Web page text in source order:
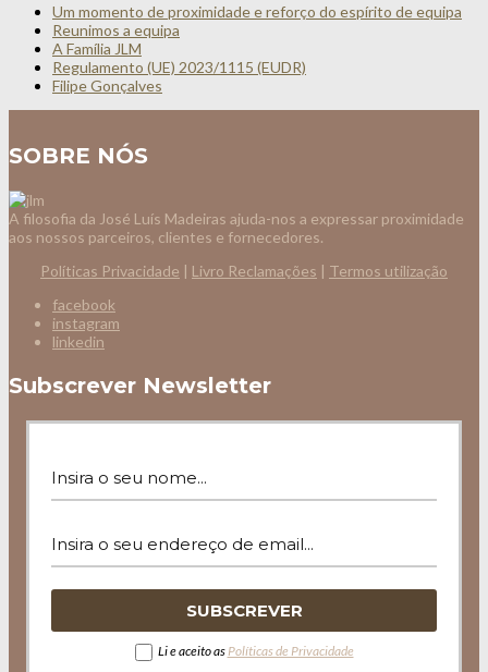
Um momento de proximidade e reforço do espírito de equipa
Reunimos a equipa
A Família JLM
Regulamento (UE) 2023/1115 (EUDR)
Filipe Gonçalves
SOBRE NÓS
A filosofia da José Luís Madeiras ajuda-nos a expressar proximidade
aos nossos parceiros, clientes e fornecedores.
Políticas Privacidade | Livro Reclamações | Termos utilização
facebook
instagram
linkedin
Subscrever Newsletter
Li e aceito as Políticas de Privacidade